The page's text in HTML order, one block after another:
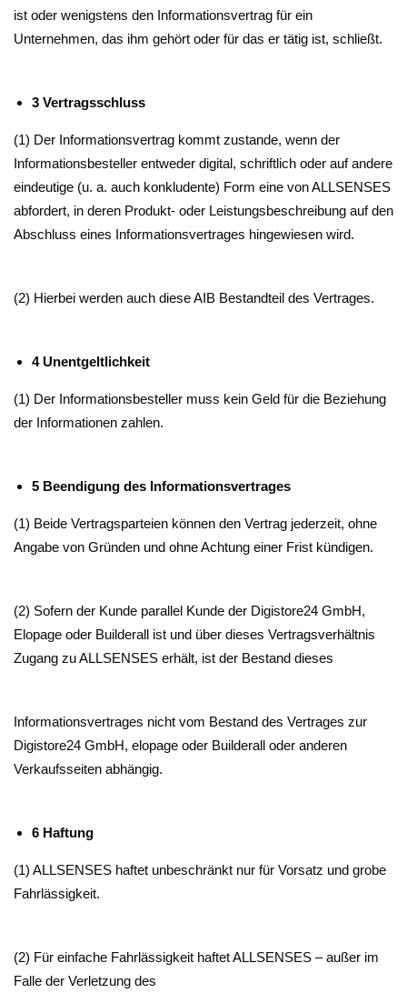
ist oder wenigstens den Informationsvertrag für ein
Unternehmen, das ihm gehört oder für das er tätig ist, schließt.
3 Vertragsschluss
(1) Der Informationsvertrag kommt zustande, wenn der
Informationsbesteller entweder digital, schriftlich oder auf andere
eindeutige (u. a. auch konkludente) Form eine von ALLSENSES
abfordert, in deren Produkt- oder Leistungsbeschreibung auf den
Abschluss eines Informationsvertrages hingewiesen wird.
(2) Hierbei werden auch diese AIB Bestandteil des Vertrages.
4 Unentgeltlichkeit
(1) Der Informationsbesteller muss kein Geld für die Beziehung
der Informationen zahlen.
5 Beendigung des Informationsvertrages
(1) Beide Vertragsparteien können den Vertrag jederzeit, ohne
Angabe von Gründen und ohne Achtung einer Frist kündigen.
(2) Sofern der Kunde parallel Kunde der Digistore24 GmbH,
Elopage oder Builderall ist und über dieses Vertragsverhältnis
Zugang zu ALLSENSES erhält, ist der Bestand dieses
Informationsvertrages nicht vom Bestand des Vertrages zur
Digistore24 GmbH, elopage oder Builderall oder anderen
Verkaufsseiten abhängig.
6 Haftung
(1) ALLSENSES haftet unbeschränkt nur für Vorsatz und grobe
Fahrlässigkeit.
(2) Für einfache Fahrlässigkeit haftet ALLSENSES – außer im
Falle der Verletzung des